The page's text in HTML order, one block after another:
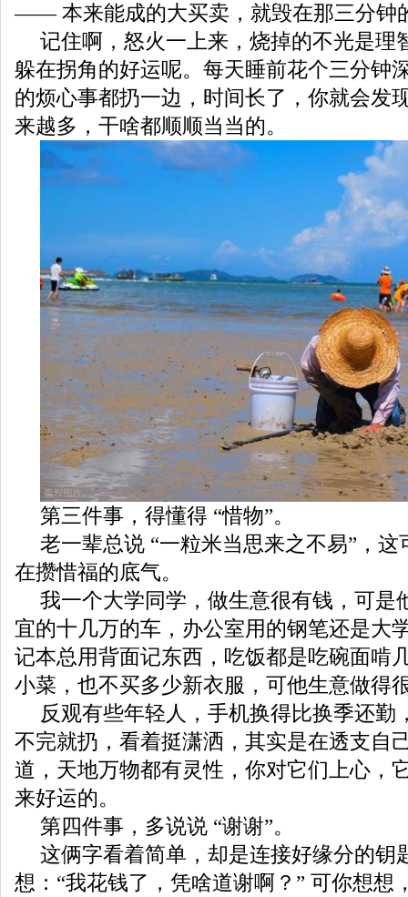
—— 本来能成的大买卖，就毁在那三分钟
记住啊，怒火一上来，烧掉的不光是理
躲在拐角的好运呢。每天睡前花个三分钟
的烦心事都扔一边，时间长了，你就会发
来越多，干啥都顺顺当当的。
第三件事，得懂得 “惜物”。
老一辈总说 “一粒米当思来之不易”，这
在攒惜福的底气。
我一个大学同学，做生意很有钱，可是
宜的十几万的车，办公室用的钢笔还是大
记本总用背面记东西，吃饭都是吃碗面啃
小菜，也不买多少新衣服，可他生意做得
反观有些年轻人，手机换得比换季还勤
不完就扔，看着挺潇洒，其实是在透支自
道，天地万物都有灵性，你对它们上心，
来好运的。
第四件事，多说说 “谢谢”。
这俩字看着简单，却是连接好缘分的钥
想：“我花钱了，凭啥道谢啊？” 可你想想